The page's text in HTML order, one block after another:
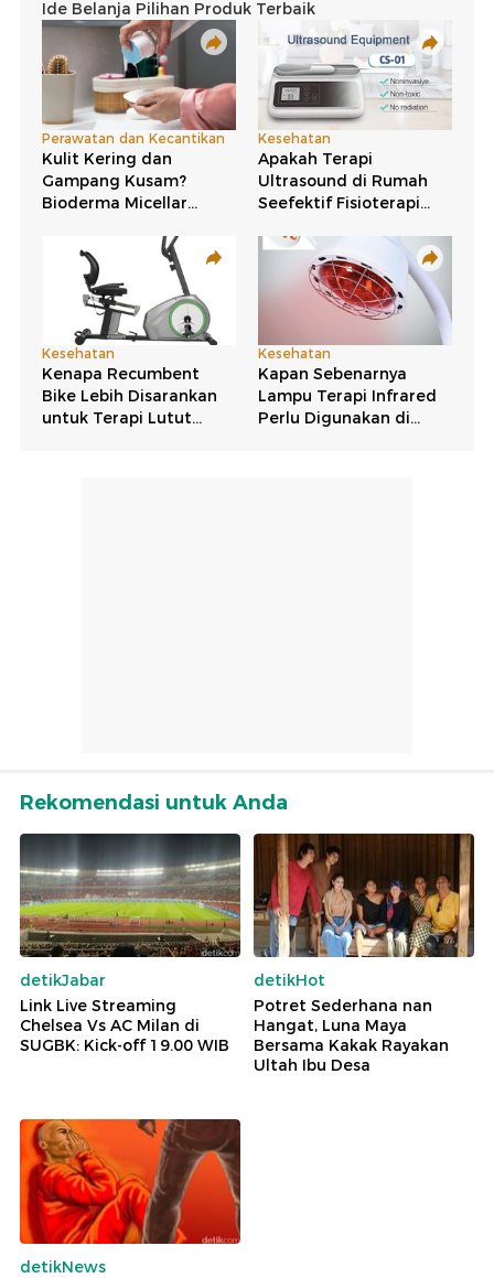
Rekomendasi untuk Anda
detikJabar
Link Live Streaming
Chelsea Vs AC Milan di
SUGBK: Kick-off 19.00 WIB
detikHot
Potret Sederhana nan
Hangat, Luna Maya
Bersama Kakak Rayakan
Ultah Ibu Desa
detikNews